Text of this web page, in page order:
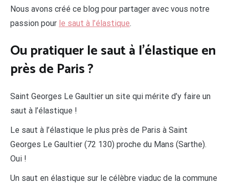
Nous avons créé ce blog pour partager avec vous notre
passion pour le saut à l’élastique.
Ou pratiquer le saut à l’élastique en
près de Paris ?
Saint Georges Le Gaultier un site qui mérite d’y faire un
saut à l’élastique !
Le saut à l’élastique le plus près de Paris à Saint
Georges Le Gaultier (72 130) proche du Mans (Sarthe).
Oui !
Un saut en élastique sur le célèbre viaduc de la commune